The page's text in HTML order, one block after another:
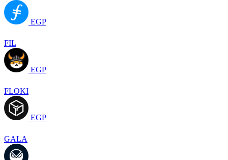
EGP
FIL
EGP
FLOKI
EGP
GALA